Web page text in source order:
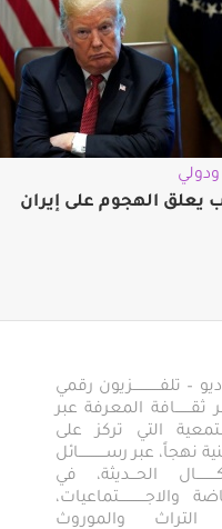
يعلق الهجوم على إيران
– تلفــــــــــــزيون رقمي
ثقـــــــافة المعرفة عبر
التي تركز على
نهجاً، عبر رســــــــــــائل
الحـــديثة، في
التراث والموروث